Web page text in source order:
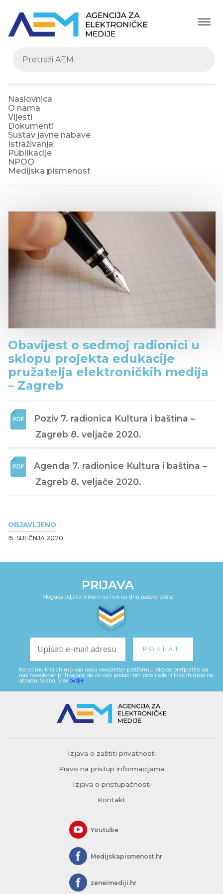
Naslovnica
O nama
Vijesti
Dokumenti
Sustav javne nabave
Istraživanja
Publikacije
NPOO
Medijska pismenost
OBJAVLJENO
15. SIJEČNJA 2020.
Obavijest o sedmoj radionici u
sklopu projekta edukacije
pružatelja elektroničkih medija
– Zagreb
Poziv 7. radionica Kultura i baština –
Zagreb 8. veljače 2020.
Agenda 7. radionice Kultura i baština –
Zagreb 8. veljače 2020.
PRIJAVA
Moguća odjava klikom na link na dnu naše e-pošte
Koristimo Mailchimp kao našu newsletter platformu. Ako se pretplatite na
naš newsletter prihvaćate da će vaši podaci biti proslijeđeni Mailchimpu na
obradu. Saznaj više ovdje
Izjava o zaštiti privatnosti
Pravo na pristup informacijama
Izjava o pristupačnosti
Kontakt
Youtube
Medijskapismenost.hr
zeneimediji.hr